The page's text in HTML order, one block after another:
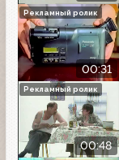
00:31
Рекламный ролик
00:48
Рекламный ролик